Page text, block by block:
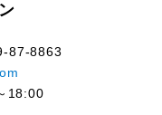
87-8863
18:00